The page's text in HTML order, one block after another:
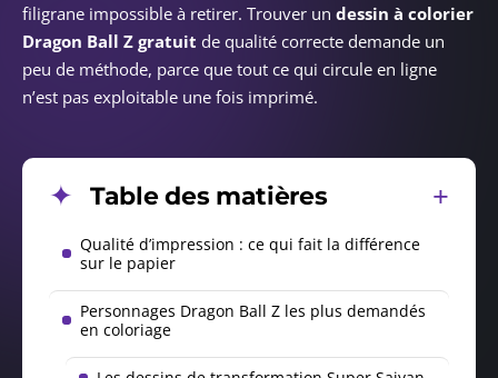
filigrane impossible à retirer. Trouver un dessin à colorier
Dragon Ball Z gratuit de qualité correcte demande un
peu de méthode, parce que tout ce qui circule en ligne
n’est pas exploitable une fois imprimé.
Table des matières
Qualité d’impression : ce qui fait la différence
sur le papier
Personnages Dragon Ball Z les plus demandés
en coloriage